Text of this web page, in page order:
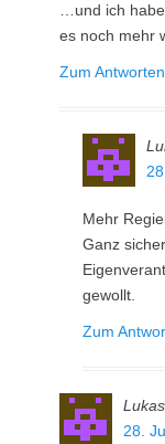
…und ich
es noch mehr
Zum
Mehr
Ganz
gewollt.
Zum
28.